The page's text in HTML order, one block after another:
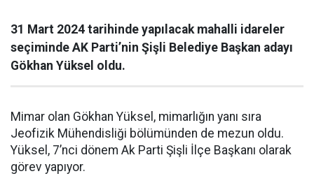
31 Mart 2024 tarihinde yapılacak mahalli idareler
seçiminde AK Parti’nin Şişli Belediye Başkan adayı
Gökhan Yüksel oldu.
Mimar olan Gökhan Yüksel, mimarlığın yanı sıra
Jeofizik Mühendisliği bölümünden de mezun oldu.
Yüksel, 7’nci dönem Ak Parti Şişli İlçe Başkanı olarak
görev yapıyor.